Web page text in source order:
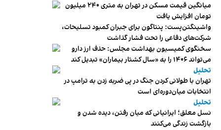
میانگین قیمت مسکن در تهران به متری ۲۴۰ میلیون
تومان افزایش یافت
واشینگتن‌پست: پنتاگون برای جبران کمبود تسلیحات،
شرکت‌های دفاعی را تحت فشار گذاشت
سخنگوی کمیسیون بهداشت مجلس: حذف ارز دارو
می‌تواند ۱۴۰۶ را به «سال کشتار بیماران» تبدیل کند
تحلیل
تهران با طولانی کردن جنگ در پی ضربه زدن به ترامپ در
انتخابات میان‌دوره‌ای است
تحلیل
نسل معلق؛ ایرانیانی که میان رفتن، دیده شدن و
بازگشت زندگی می‌کنند